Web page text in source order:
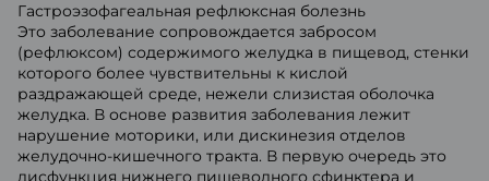
Гастроэзофагеальная рефлюксная болезнь
Это заболевание сопровождается забросом
(рефлюксом) содержимого желудка в пищевод, стенки
которого более чувствительны к кислой
раздражающей среде, нежели слизистая оболочка
желудка. В основе развития заболевания лежит
нарушение моторики, или дискинезия отделов
желудочно-кишечного тракта. В первую очередь это
дисфункция нижнего пищеводного сфинктера и